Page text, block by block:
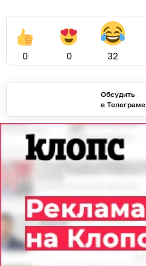
0 0 32
Обсудить
в Телеграме